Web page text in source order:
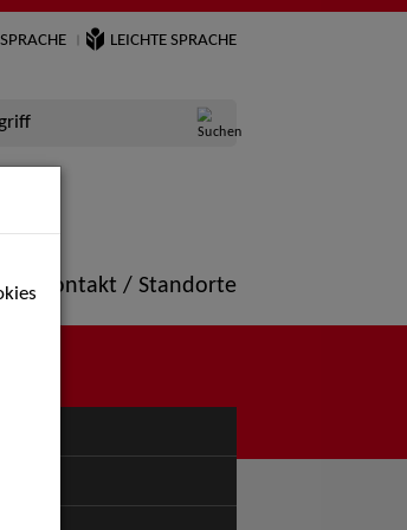
LEICHTE SPRACHE
Kontakt / Standorte